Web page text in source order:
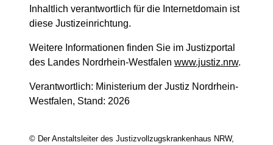
Inhaltlich verantwortlich für die Internetdomain ist
diese Justizeinrichtung.
Weitere Informationen finden Sie im Justizportal
des Landes Nordrhein-Westfalen www.justiz.nrw.
Verantwortlich: Ministerium der Justiz Nordrhein-
Westfalen, Stand: 2026
© Der Anstaltsleiter des Justizvollzugskrankenhaus NRW,